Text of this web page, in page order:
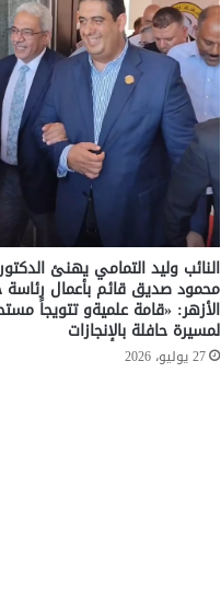
النائب وليد التمامي يهنئ الدكتور
محمود صديق قائم بأعمال رئاسة
الأزهر: «قامة علميةو تتويجاً
لمسيرة حافلة بالإنجازات
27 يوليو، 2026